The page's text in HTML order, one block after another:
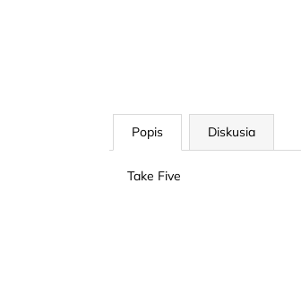
Popis Diskusia
Take Five